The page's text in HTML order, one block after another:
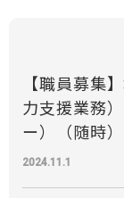
【職員募集
力支援業務
ー）（随時）
2024.11.1